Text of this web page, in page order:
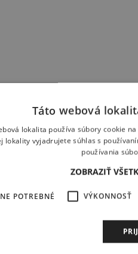
predplatnému Windsurfer
boards
Táto webová
lokalita používa súbory cookie
lokality vyjadrujete súhlas s
používania
ZOBRAZIŤ
POTREBNÉ VÝKONNOSŤ